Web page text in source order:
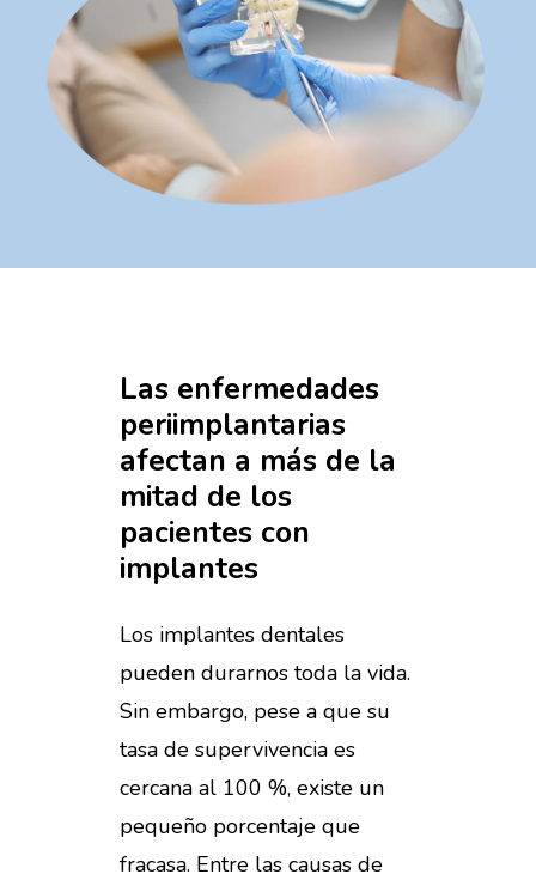
Las enfermedades
periimplantarias
afectan a más de la
mitad de los
pacientes con
implantes
Los implantes dentales
pueden durarnos toda la vida.
Sin embargo, pese a que su
tasa de supervivencia es
cercana al 100 %, existe un
pequeño porcentaje que
fracasa. Entre las causas de